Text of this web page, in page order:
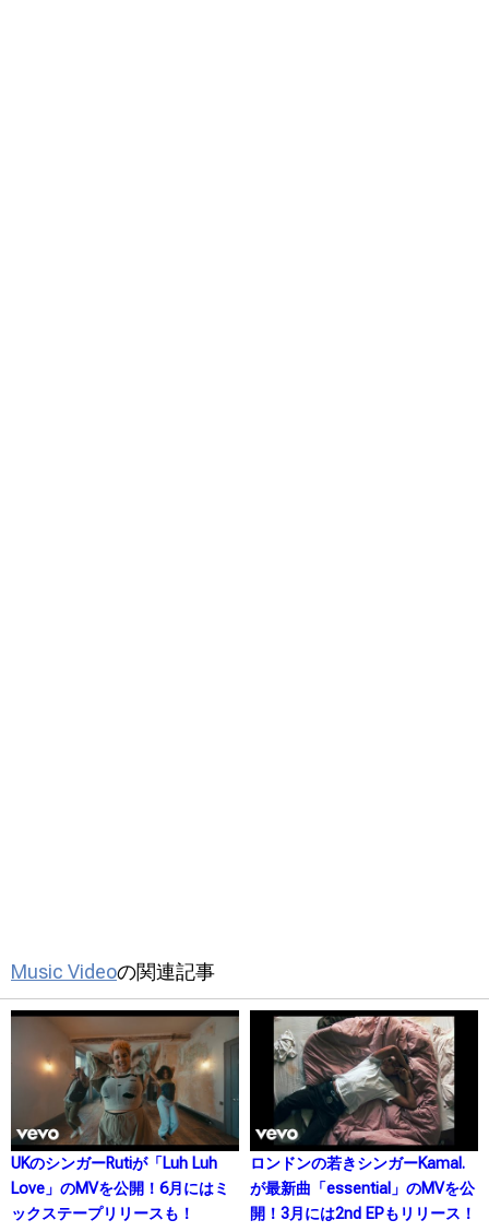
Music Videoの関連記事
UKのシンガーRutiが「Luh Luh
Love」のMVを公開！6月にはミ
ックステープリリースも！
ロンドンの若きシンガーKamal.
が最新曲「essential」のMVを公
開！3月には2nd EPもリリース！